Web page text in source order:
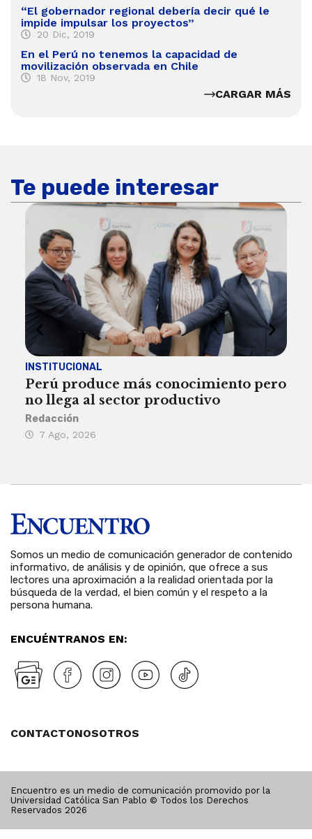
“El gobernador regional debería decir qué le
impide impulsar los proyectos”
20 Dic, 2019
En el Perú no tenemos la capacidad de
movilización observada en Chile
18 Nov, 2019
CARGAR MÁS
Te puede interesar
INSTITUCIONAL
Perú produce más conocimiento pero
no llega al sector productivo
Redacción
7 Ago, 2026
Somos un medio de comunicación generador de contenido
informativo, de análisis y de opinión, que ofrece a sus
lectores una aproximación a la realidad orientada por la
búsqueda de la verdad, el bien común y el respeto a la
persona humana.
ENCUÉNTRANOS EN:
CONTACTONOSOTROS
Encuentro es un medio de comunicación promovido por la
Universidad Católica San Pablo © Todos los Derechos
Reservados 2026